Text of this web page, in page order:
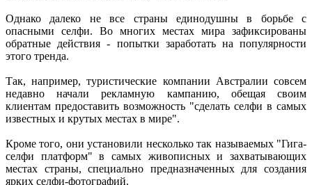
Однако далеко не все страны единодушны в борьбе с
опасными селфи. Во многих местах мира зафиксированы
обратные действия - попытки заработать на популярности
этого тренда.
Так, например, туристические компании Австралии совсем
недавно начали рекламную кампанию, обещая своим
клиентам предоставить возможность "сделать селфи в самых
известных и крутых местах в мире".
Кроме того, они установили несколько так называемых "Гига-
селфи платформ" в самых живописных и захватывающих
местах страны, специально предназначенных для создания
ярких селфи-фотографий.